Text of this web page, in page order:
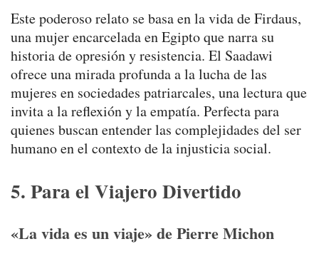
Este poderoso relato se basa en la vida de Firdaus,
una mujer encarcelada en Egipto que narra su
historia de opresión y resistencia. El Saadawi
ofrece una mirada profunda a la lucha de las
mujeres en sociedades patriarcales, una lectura que
invita a la reflexión y la empatía. Perfecta para
quienes buscan entender las complejidades del ser
humano en el contexto de la injusticia social.
5. Para el Viajero Divertido
«La vida es un viaje» de Pierre Michon